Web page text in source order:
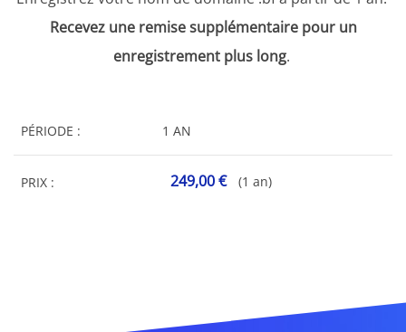
Recevez une remise supplémentaire pour un
enregistrement plus long.
PÉRIODE : 1 AN
PRIX : 249,00 € (1 an)